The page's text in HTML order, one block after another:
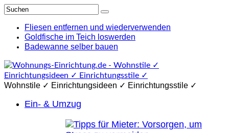
Fliesen entfernen und wiederverwenden
Goldfische im Teich loswerden
Badewanne selber bauen
Wohnstile ✓ Einrichtungsideen ✓ Einrichtungsstile ✓
Ein- & Umzug